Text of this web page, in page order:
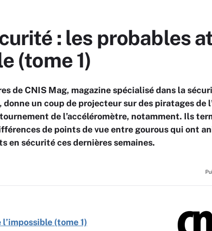
: les probables
(tome 1)
de CNIS Mag, magazine spécialisé dans la
un coup de projecteur sur des piratages de
de l’accéléromètre, notamment. Ils
de points de vue entre gourous qui ont
en sécurité ces dernières semaines.
(tome 1)